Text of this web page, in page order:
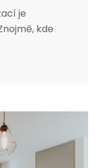
je
kde